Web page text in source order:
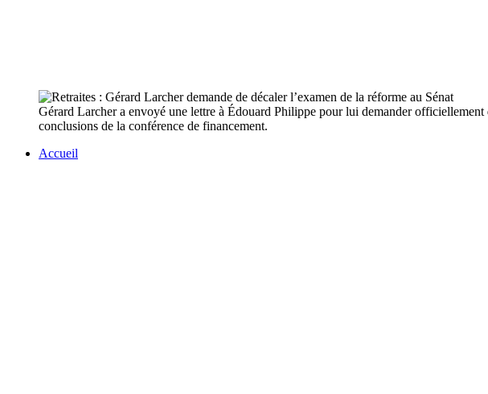
Gérard Larcher a envoyé une lettre à Édouard Philippe pour lui demander
conclusions de la conférence de financement.
Accueil